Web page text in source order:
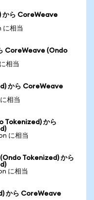
ら CoreWeave
に相当
CoreWeave (Ondo
相当
から CoreWeave
相当
Tokenized) から
に相当
Tokenized) から
に相当
から CoreWeave